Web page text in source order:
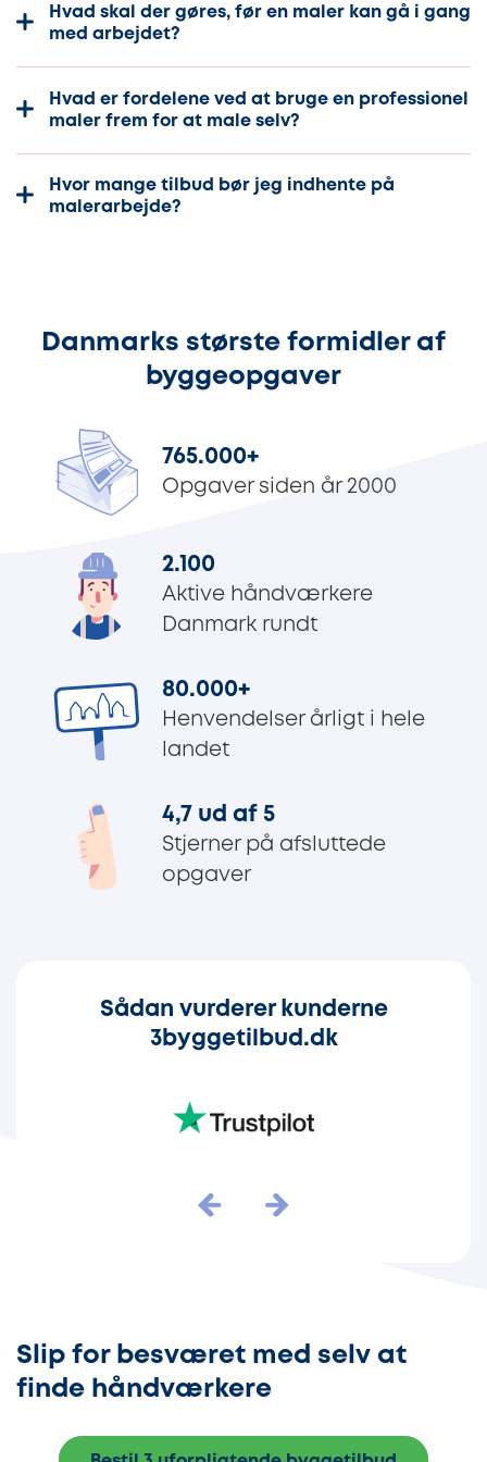
Hvad skal der gøres, før en maler kan gå i gang
med arbejdet?
Hvad er fordelene ved at bruge en professionel
maler frem for at male selv?
Hvor mange tilbud bør jeg indhente på
malerarbejde?
Danmarks største formidler af
byggeopgaver
765.000+
Opgaver siden år 2000
2.100
Aktive håndværkere
Danmark rundt
80.000+
Henvendelser årligt i hele
landet
4,7 ud af 5
Stjerner på afsluttede
opgaver
Sådan vurderer kunderne
3byggetilbud.dk
Slip for besværet med selv at
finde håndværkere